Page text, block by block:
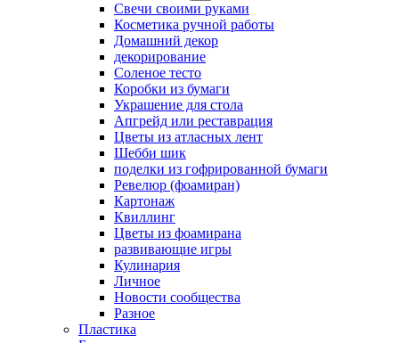
Свечи своими руками
Косметика ручной работы
Домашний декор
декорирование
Соленое тесто
Коробки из бумаги
Украшение для стола
Апгрейд или реставрация
Цветы из атласных лент
Шебби шик
поделки из гофрированной бумаги
Ревелюр (фоамиран)
Картонаж
Квиллинг
Цветы из фоамирана
развивающие игры
Кулинария
Личное
Новости сообщества
Разное
Пластика